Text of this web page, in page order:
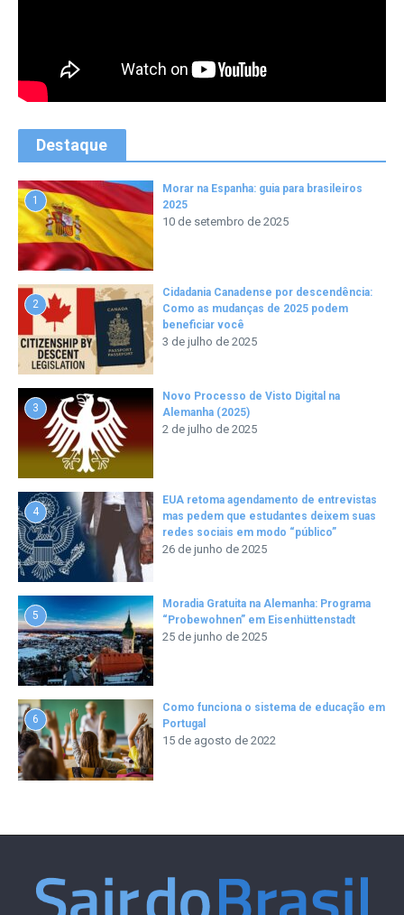
Destaque
1
Morar na Espanha: guia para brasileiros
2025
10 de setembro de 2025
2
Cidadania Canadense por descendência:
Como as mudanças de 2025 podem
beneficiar você
3 de julho de 2025
3
Novo Processo de Visto Digital na
Alemanha (2025)
2 de julho de 2025
4
EUA retoma agendamento de entrevistas
mas pedem que estudantes deixem suas
redes sociais em modo “público”
26 de junho de 2025
5
Moradia Gratuita na Alemanha: Programa
“Probewohnen” em Eisenhüttenstadt
25 de junho de 2025
6
Como funciona o sistema de educação em
Portugal
15 de agosto de 2022